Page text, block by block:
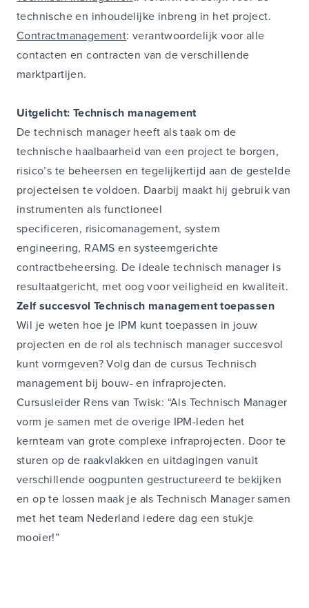
technische en inhoudelijke inbreng in het project.
Contractmanagement: verantwoordelijk voor alle
contacten en contracten van de verschillende
marktpartijen.
Uitgelicht: Technisch management
De technisch manager heeft als taak om de
technische haalbaarheid van een project te borgen,
risico’s te beheersen en tegelijkertijd aan de gestelde
projecteisen te voldoen. Daarbij maakt hij gebruik van
instrumenten als functioneel
specificeren, risicomanagement, system
engineering, RAMS en systeemgerichte
contractbeheersing. De ideale technisch manager is
resultaatgericht, met oog voor veiligheid en kwaliteit.
Zelf succesvol Technisch management toepassen
Wil je weten hoe je IPM kunt toepassen in jouw
projecten en de rol als technisch manager succesvol
kunt vormgeven? Volg dan de cursus Technisch
management bij bouw- en infraprojecten.
Cursusleider Rens van Twisk: “Als Technisch Manager
vorm je samen met de overige IPM-leden het
kernteam van grote complexe infraprojecten. Door te
sturen op de raakvlakken en uitdagingen vanuit
verschillende oogpunten gestructureerd te bekijken
en op te lossen maak je als Technisch Manager samen
met het team Nederland iedere dag een stukje
mooier!”